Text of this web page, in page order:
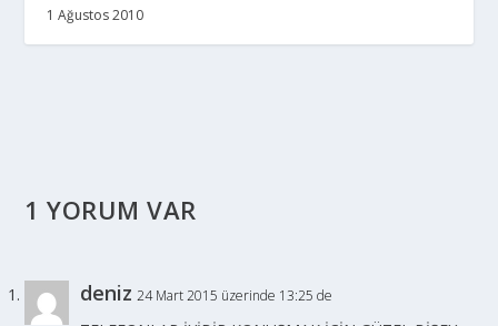
1 Ağustos 2010
1 YORUM VAR
deniz 24 Mart 2015 üzerinde 13:25 de